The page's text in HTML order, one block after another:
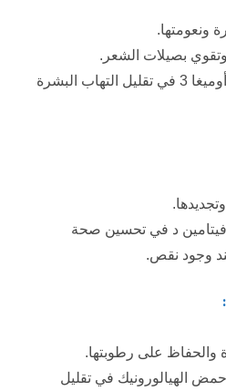
ونعومتها.
بصيلات الشعر.
يمكن أن تساعد مكملات أوميغا 3 في تقليل التهاب البشرة
د في تحسين صحة
وجود نقص.
على رطوبتها.
الهيالورونيك في تقليل